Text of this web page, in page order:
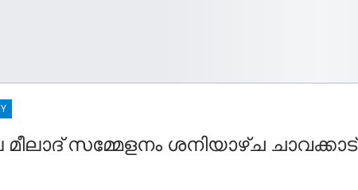
മീലാദ് സമ്മേളനം ശനിയാഴ്ച ചാവക്കാട്